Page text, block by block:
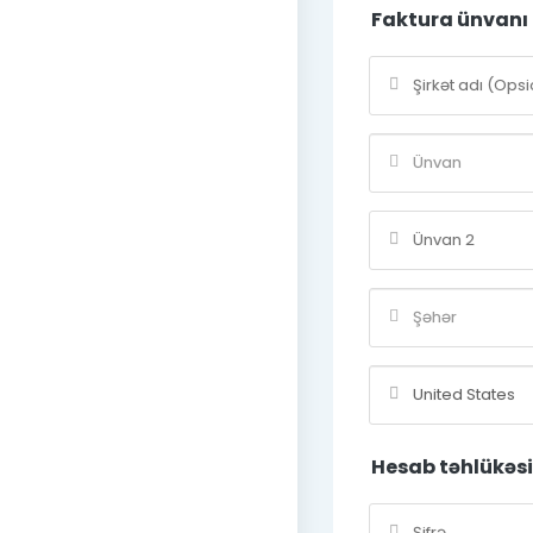
Faktura ünvanı
Hesab